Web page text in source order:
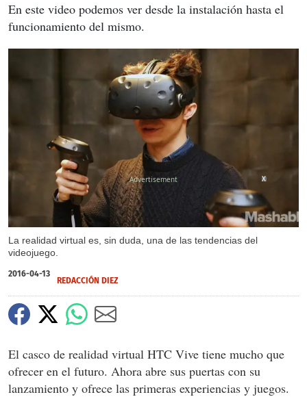
En este video podemos ver desde la instalación hasta el
funcionamiento del mismo.
La realidad virtual es, sin duda, una de las tendencias del
videojuego.
X
2016-04-13
REDACCIÓN DIEZ
El casco de realidad virtual HTC Vive tiene mucho que
ofrecer en el futuro. Ahora abre sus puertas con su
lanzamiento y ofrece las primeras experiencias y juegos.